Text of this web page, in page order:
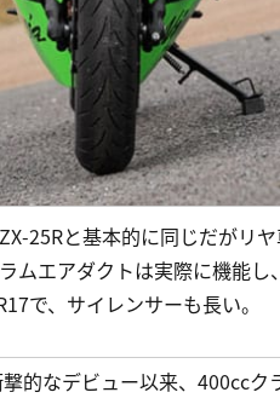
25Rと基本的に同じだがリ
ムエアダクトは実際に機能
で、サイレンサーも長い。
的なデビュー以来、400cc